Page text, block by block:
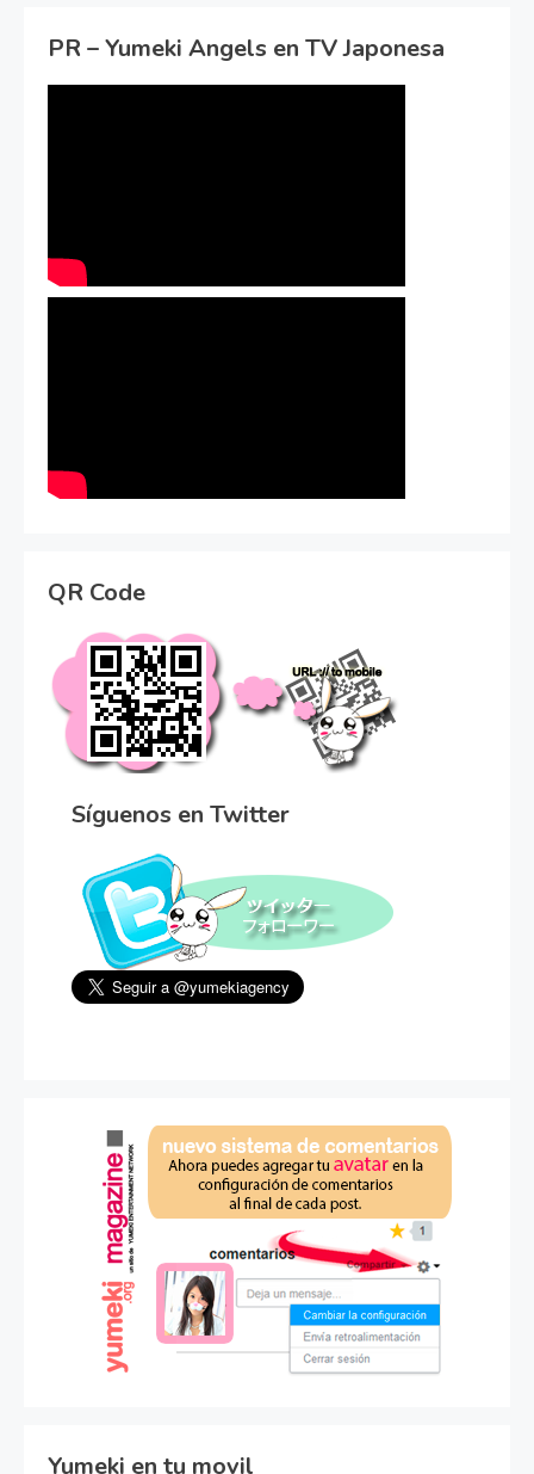
PR – Yumeki Angels en TV Japonesa
QR Code
Síguenos en Twitter
Yumeki en tu movil